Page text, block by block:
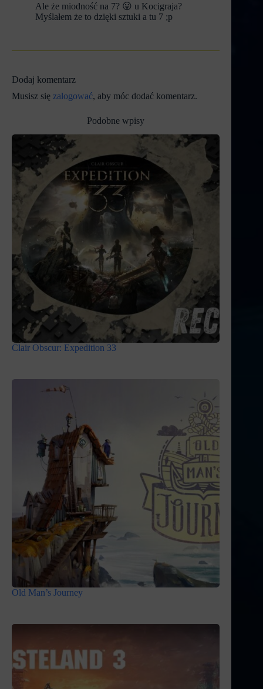
Ale że miodność na 7? 😛 u Kocigraja?
Myślałem że to dzięki sztuki a tu 7 ;p
Dodaj komentarz
Musisz się zalogować, aby móc dodać komentarz.
Podobne wpisy
Clair Obscur: Expedition 33
Old Man’s Journey